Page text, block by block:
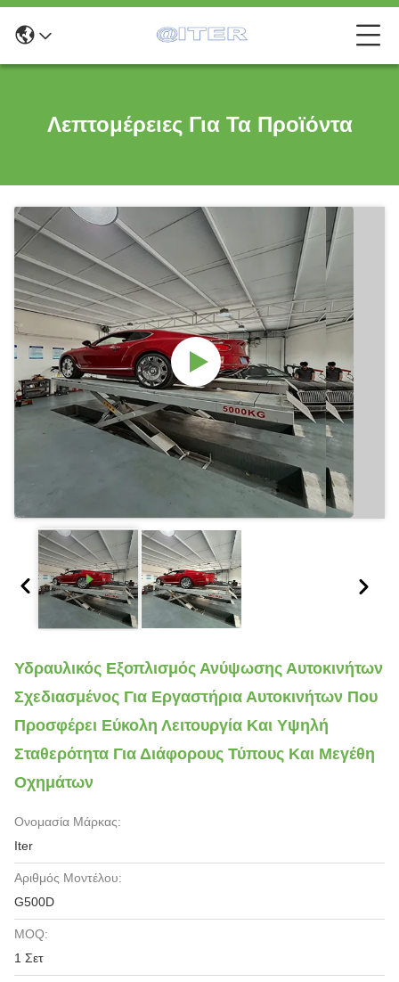
Λεπτομέρειες Για Τα Προϊόντα
Υδραυλικός Εξοπλισμός Ανύψωσης Αυτοκινήτων
Σχεδιασμένος Για Εργαστήρια Αυτοκινήτων Που
Προσφέρει Εύκολη Λειτουργία Και Υψηλή
Σταθερότητα Για Διάφορους Τύπους Και Μεγέθη
Οχημάτων
Ονομασία Μάρκας:
Iter
Αριθμός Μοντέλου:
G500D
MOQ:
1 Σετ